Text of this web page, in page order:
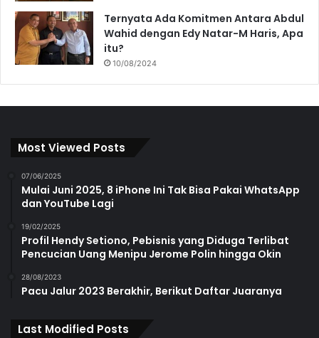
Ternyata Ada Komitmen Antara Abdul
Wahid dengan Edy Natar-M Haris, Apa
itu?
10/08/2024
Most Viewed Posts
07/06/2025
Mulai Juni 2025, 8 iPhone Ini Tak Bisa Pakai WhatsApp
dan YouTube Lagi
19/02/2025
Profil Hendy Setiono, Pebisnis yang Diduga Terlibat
Pencucian Uang Menipu Jerome Polin hingga Okin
28/08/2023
Pacu Jalur 2023 Berakhir, Berikut Daftar Juaranya
Last Modified Posts